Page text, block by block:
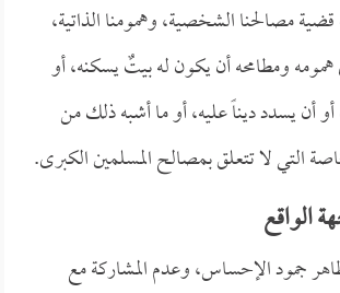
مصالحنا الشخصية، وهمومنا الذاتية،
ومطامحه أن يكون له بيتٌ يسكنه، أو
أن يسدد ديناً عليه، أو ما أشبه ذلك من
التي لا تتعلق بمصالح المسلمين الكبرى.
الواقع
جمود الإحساس، وعدم المشاركة مع